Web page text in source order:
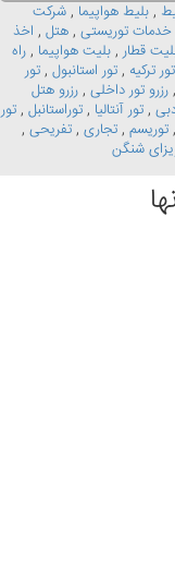
, بلیط هواپیما , شرکت
خدمات توریستی , هتل , اخذ
قطار , بلیت هواپیما , راه
تور ترکیه , تور استانبول , تور
, رزرو تور داخلی , رزرو هتل
, تور آنتالیا , توراستانبل , تور
, توریسم , تجاری , تفریحی ,
شنگن